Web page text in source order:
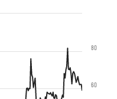
60
80